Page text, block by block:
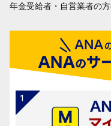
年金受給者・自営業者の